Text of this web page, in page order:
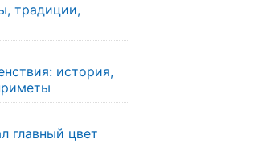
традиции,
история,
главный цвет